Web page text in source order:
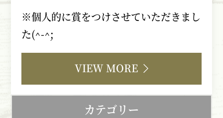
※個人的に賞をつけさせていただきまし
た(^-^;
VIEW MORE
カテゴリー